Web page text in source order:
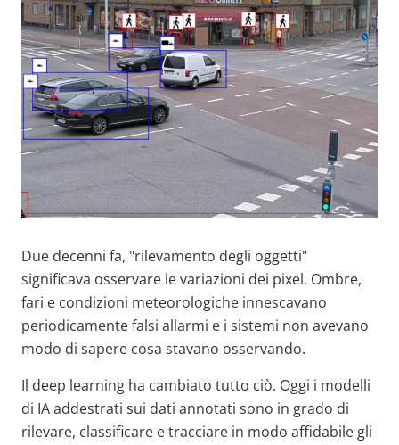
Due decenni fa, "rilevamento degli oggetti"
significava osservare le variazioni dei pixel. Ombre,
fari e condizioni meteorologiche innescavano
periodicamente falsi allarmi e i sistemi non avevano
modo di sapere cosa stavano osservando.
Il deep learning ha cambiato tutto ciò. Oggi i modelli
di IA addestrati sui dati annotati sono in grado di
rilevare, classificare e tracciare in modo affidabile gli